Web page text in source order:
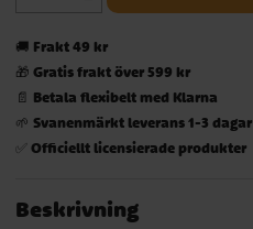
🚚 Frakt 49 kr
🎁 Gratis frakt över 599 kr
📄 Betala flexibelt med Klarna
🌱 Svanenmärkt leverans 1-3 dagar
✅ Officiellt licensierade produkter
Beskrivning